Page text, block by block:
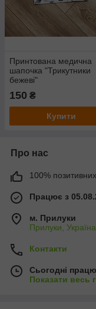
Принтована медична
шапочка "Трикутники
бежеві"
150 ₴
Купити
Про нас
100% позитивних
Працює з
м. Прилуки
Прилуки, Україна
Контакти
Сьогодні
Показати весь